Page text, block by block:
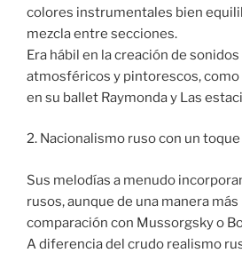
colores instrumentales bien
mezcla entre secciones.
Era hábil en la creación de
atmosféricos y pintorescos, como
en su ballet Raymonda y Las
2. Nacionalismo ruso con un
Sus melodías a menudo
rusos, aunque de una manera
comparación con Mussorgsky o
A diferencia del crudo realismo